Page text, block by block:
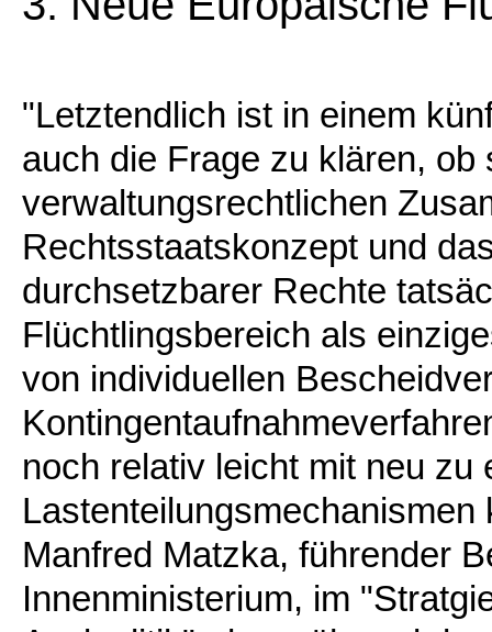
"Letztendlich ist in einem
auch die Frage zu klären,
verwaltungsrechtlichen
Rechtsstaatskonzept und
durchsetzbarer Rechte
Flüchtlingsbereich als
von individuellen
noch relativ leicht mit neu zu
Manfred Matzka, führender
Innenministerium, im